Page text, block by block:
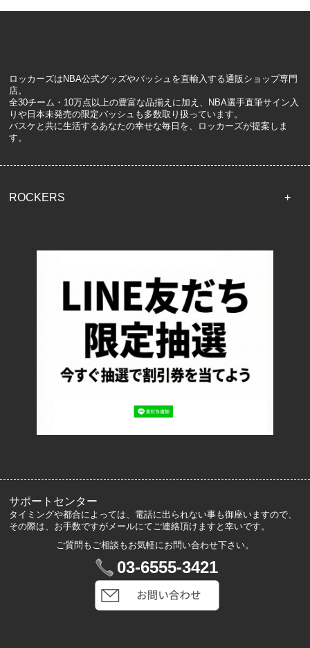
ロッカーズはNBA公式グッズやバッシュを直輸入する通販ショップ専門
店。
全30チーム・10万点以上の豊富な品揃えに加え、NBA選手直筆サイン入
りや日本未発売の限定バッシュも多数取り扱っています。
バスケと共に生活するあなたの幸せな毎日を、ロッカーズが提案しま
す。
ROCKERS
配送・送料について
返品について
お支払い方法について
特定商取引法に基づく表記
プライバシーポリシー
ロッカーズについて
サポートセンター
タイミングや都合によっては、電話に出られない事も御座いますので、
その際は、お手数ですがメールにてご連絡頂けますと幸いです。
ご質問もご相談もお気軽にお問い合わせ下さい。
03-6555-3421